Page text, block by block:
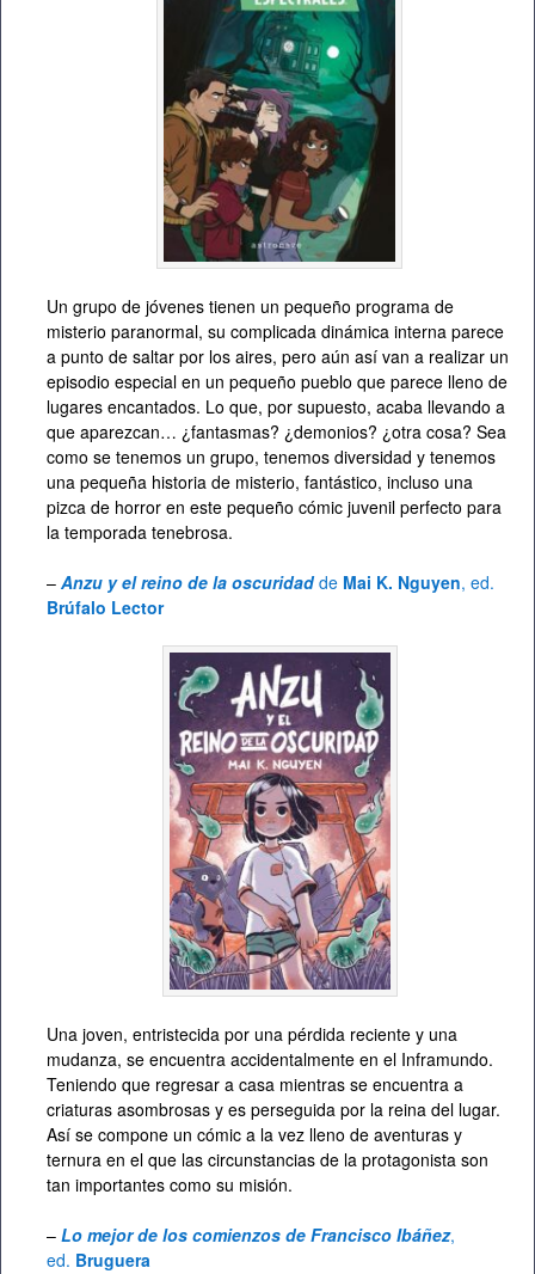
Un grupo de jóvenes tienen un pequeño programa de
misterio paranormal, su complicada dinámica interna parece
a punto de saltar por los aires, pero aún así van a realizar un
episodio especial en un pequeño pueblo que parece lleno de
lugares encantados. Lo que, por supuesto, acaba llevando a
que aparezcan… ¿fantasmas? ¿demonios? ¿otra cosa? Sea
como se tenemos un grupo, tenemos diversidad y tenemos
una pequeña historia de misterio, fantástico, incluso una
pizca de horror en este pequeño cómic juvenil perfecto para
la temporada tenebrosa.
– Anzu y el reino de la oscuridadde Mai K. Nguyen, ed.
Brúfalo Lector
Una joven, entristecida por una pérdida reciente y una
mudanza, se encuentra accidentalmente en el Inframundo.
Teniendo que regresar a casa mientras se encuentra a
criaturas asombrosas y es perseguida por la reina del lugar.
Así se compone un cómic a la vez lleno de aventuras y
ternura en el que las circunstancias de la protagonista son
tan importantes como su misión.
– Lo mejor de los comienzos de Francisco Ibáñez,
ed. Bruguera